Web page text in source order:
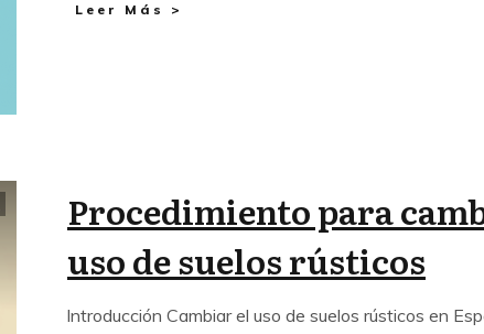
Leer Más >
Procedimiento para
uso de suelos rústicos
Introducción Cambiar el uso de suelos rústicos en